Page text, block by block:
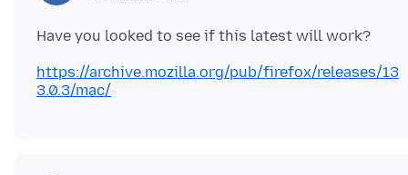
https://archive.mozilla.org/pub/firefox/releases/13
3.0.3/mac/